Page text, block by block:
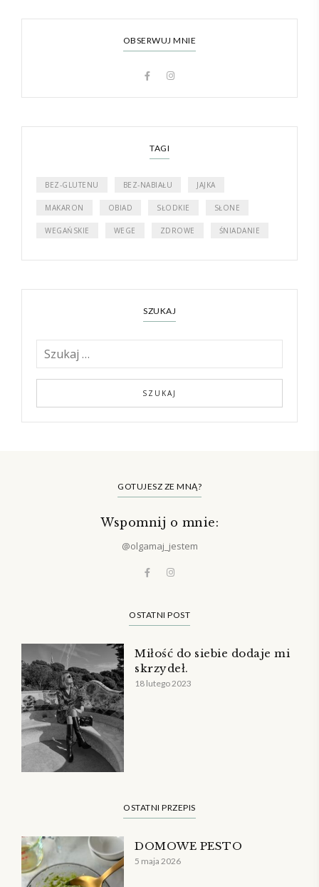
OBSERWUJ MNIE
TAGI
BEZ-GLUTENU BEZ-NABIAŁU JAJKA
MAKARON OBIAD SŁODKIE SŁONE
WEGAŃSKIE WEGE ZDROWE ŚNIADANIE
SZUKAJ
GOTUJESZ ZE MNĄ?
Wspomnij o mnie:
@olgamaj_jestem
OSTATNI POST
Miłość do siebie dodaje mi
skrzydeł.
18 lutego 2023
OSTATNI PRZEPIS
DOMOWE PESTO
5 maja 2026